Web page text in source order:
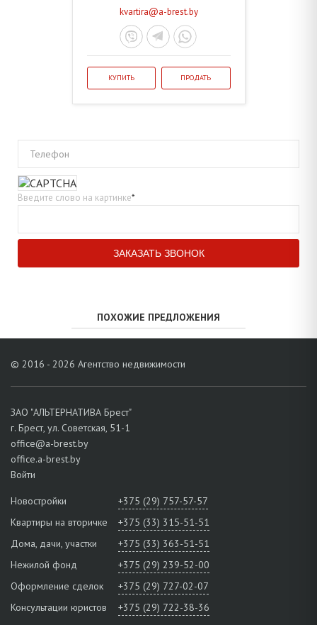
kvartira@a-brest.by
КУПИТЬ ПРОДАТЬ
Телефон
Введите слово на картинке*
ПОХОЖИЕ ПРЕДЛОЖЕНИЯ
© 2016 - 2026 Агентство недвижимости
ЗАО "АЛЬТЕРНАТИВА Брест"
г. Брест, ул. Советская, 51-1
office@a-brest.by
office.a-brest.by
Войти
Новостройки
+375 (29) 757-57-57
Квартиры на вторичке
+375 (33) 315-51-51
Дома, дачи, участки
+375 (33) 363-51-51
Нежилой фонд
+375 (29) 239-52-00
Оформление сделок
+375 (29) 727-02-07
Консультации юристов
+375 (29) 722-38-36